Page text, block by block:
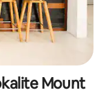
Mount